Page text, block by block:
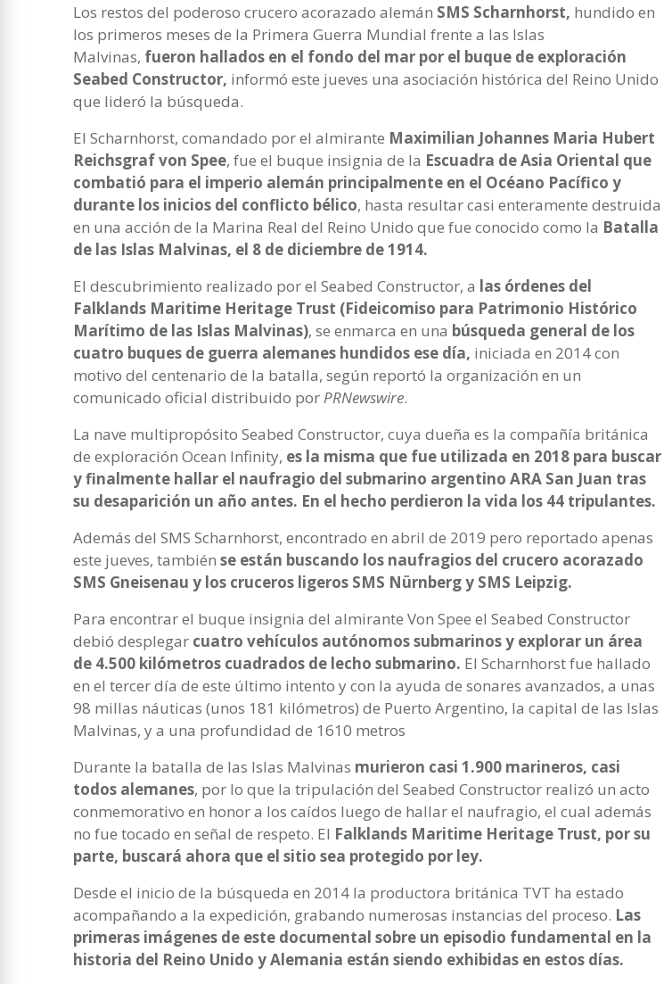
Los restos del poderoso crucero acorazado alemán SMS Scharnhorst, hundido en
los primeros meses de la Primera Guerra Mundial frente a las Islas
Malvinas, fueron hallados en el fondo del mar por el buque de exploración
Seabed Constructor, informó este jueves una asociación histórica del Reino Unido
que lideró la búsqueda.
El Scharnhorst, comandado por el almirante Maximilian Johannes Maria Hubert
Reichsgraf von Spee, fue el buque insignia de la Escuadra de Asia Oriental que
combatió para el imperio alemán principalmente en el Océano Pacífico y
durante los inicios del conflicto bélico, hasta resultar casi enteramente destruida
en una acción de la Marina Real del Reino Unido que fue conocido como la Batalla
de las Islas Malvinas, el 8 de diciembre de 1914.
El descubrimiento realizado por el Seabed Constructor, a las órdenes del
Falklands Maritime Heritage Trust (Fideicomiso para Patrimonio Histórico
Marítimo de las Islas Malvinas), se enmarca en una búsqueda general de los
cuatro buques de guerra alemanes hundidos ese día, iniciada en 2014 con
motivo del centenario de la batalla, según reportó la organización en un
comunicado oficial distribuido por PRNewswire.
La nave multipropósito Seabed Constructor, cuya dueña es la compañía británica
de exploración Ocean Infinity, es la misma que fue utilizada en 2018 para buscar
y finalmente hallar el naufragio del submarino argentino ARA San Juan tras
su desaparición un año antes. En el hecho perdieron la vida los 44 tripulantes.
Además del SMS Scharnhorst, encontrado en abril de 2019 pero reportado apenas
este jueves, también se están buscando los naufragios del crucero acorazado
SMS Gneisenau y los cruceros ligeros SMS Nürnberg y SMS Leipzig.
Para encontrar el buque insignia del almirante Von Spee el Seabed Constructor
debió desplegar cuatro vehículos autónomos submarinos y explorar un área
de 4.500 kilómetros cuadrados de lecho submarino. El Scharnhorst fue hallado
en el tercer día de este último intento y con la ayuda de sonares avanzados, a unas
98 millas náuticas (unos 181 kilómetros) de Puerto Argentino, la capital de las Islas
Malvinas, y a una profundidad de 1610 metros
Durante la batalla de las Islas Malvinas murieron casi 1.900 marineros, casi
todos alemanes, por lo que la tripulación del Seabed Constructor realizó un acto
conmemorativo en honor a los caídos luego de hallar el naufragio, el cual además
no fue tocado en señal de respeto. El Falklands Maritime Heritage Trust, por su
parte, buscará ahora que el sitio sea protegido por ley.
Desde el inicio de la búsqueda en 2014 la productora británica TVT ha estado
acompañando a la expedición, grabando numerosas instancias del proceso. Las
primeras imágenes de este documental sobre un episodio fundamental en la
historia del Reino Unido y Alemania están siendo exhibidas en estos días.